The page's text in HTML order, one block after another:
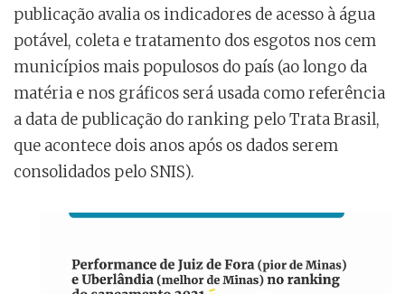
publicação avalia os indicadores de acesso à água
potável, coleta e tratamento dos esgotos nos cem
municípios mais populosos do país (ao longo da
matéria e nos gráficos será usada como referência
a data de publicação do ranking pelo Trata Brasil,
que acontece dois anos após os dados serem
consolidados pelo SNIS).